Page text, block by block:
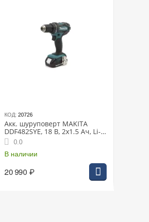
КОД: 20726
Акк. шуруповерт MAKITA
DDF482SYE, 18 В, 2x1.5 Ач, Li-
ion, БЗП-13 мм, 0-600\1900
об\м, 62\36 Нм, 1.5 кг, чем.,
XPT
0.0
В наличии
20 990 ₽